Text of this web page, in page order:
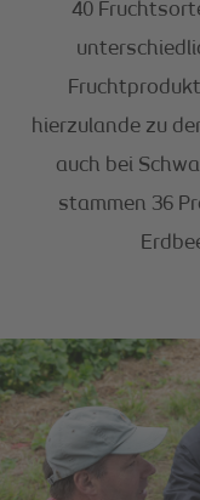
40
hierzulande zu
auch bei
stammen 36